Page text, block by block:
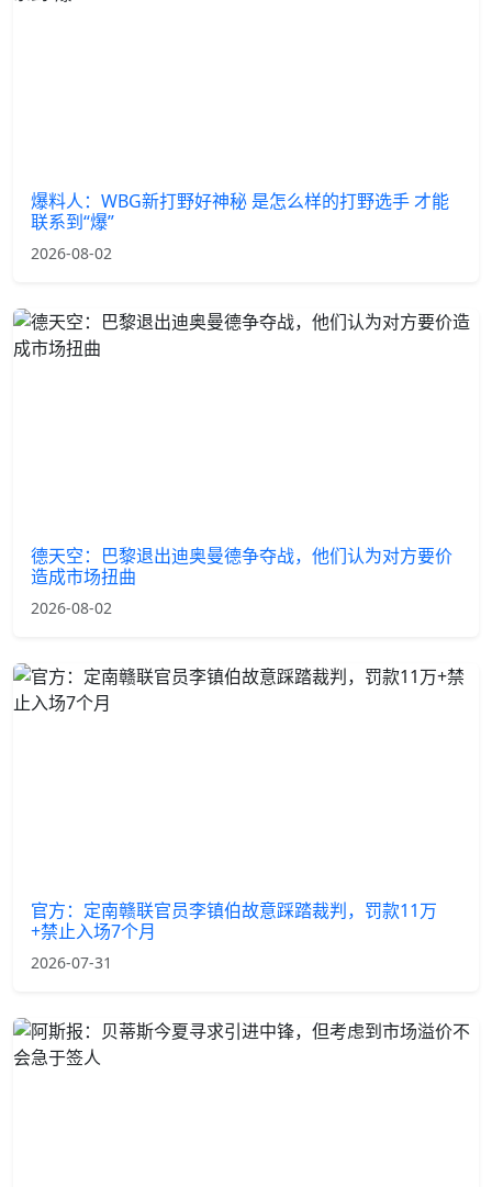
爆料人：WBG新打野好神秘 是怎么样的打野选手 才能
联系到“爆”
2026-08-02
德天空：巴黎退出迪奥曼德争夺战，他们认为对方要价
造成市场扭曲
2026-08-02
官方：定南赣联官员李镇伯故意踩踏裁判，罚款11万
+禁止入场7个月
2026-07-31